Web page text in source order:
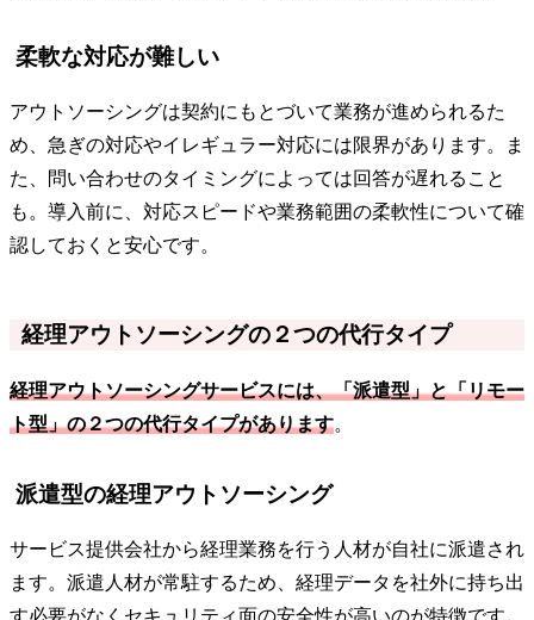
柔軟な対応が難しい
アウトソーシングは契約にもとづいて業務が進められるた
め、急ぎの対応やイレギュラー対応には限界があります。ま
た、問い合わせのタイミングによっては回答が遅れること
も。導入前に、対応スピードや業務範囲の柔軟性について確
認しておくと安心です。
経理アウトソーシングの２つの代行タイプ
経理アウトソーシングサービスには、「派遣型」と「リモー
ト型」の２つの代行タイプがあります。
派遣型の経理アウトソーシング
サービス提供会社から経理業務を行う人材が自社に派遣され
ます。派遣人材が常駐するため、経理データを社外に持ち出
す必要がなくセキュリティ面の安全性が高いのが特徴です。